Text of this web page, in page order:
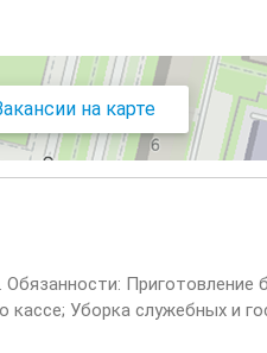
на карте
Обязанности:
кассе; Уборка служебных и